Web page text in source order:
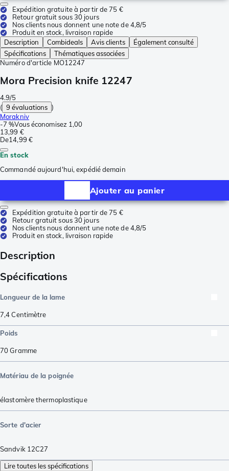
Expédition gratuite à partir de 75 €
Retour gratuit sous 30 jours
Nos clients nous donnent une note de 4,8/5
Produit en stock, livraison rapide
Description
Combideals Avis clients
Également consulté
Spécifications
Thématiques associées
Numéro d'article MO12247
Mora Precision knife 12247
4.9/5
( 9 évaluations )
Morakniv
-7 %Vous économisez 1,00
13,99 €
De14,99 €
En stock
Commandé aujourd'hui, expédié demain
Ajouter au panier
Expédition gratuite à partir de 75 €
Retour gratuit sous 30 jours
Nos clients nous donnent une note de 4,8/5
Produit en stock, livraison rapide
Description
Spécifications
Longueur de la lame
7,4Centimètre
Poids
70Gramme
Matériau de la poignée
élastomère thermoplastique
Sorte d'acier
Sandvik 12C27
Lire toutes les spécifications